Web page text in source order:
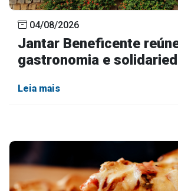
04/08/2026
Jantar Beneficente
gastronomia e
Leia mais